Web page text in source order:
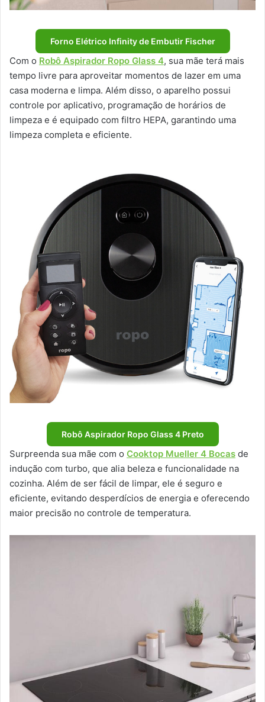
Forno Elétrico Infinity de Embutir Fischer
Com o Robô Aspirador Ropo Glass 4, sua mãe terá mais
tempo livre para aproveitar momentos de lazer em uma
casa moderna e limpa. Além disso, o aparelho possui
controle por aplicativo, programação de horários de
limpeza e é equipado com filtro HEPA, garantindo uma
limpeza completa e eficiente.
Robô Aspirador Ropo Glass 4 Preto
Surpreenda sua mãe com o Cooktop Mueller 4 Bocas de
indução com turbo, que alia beleza e funcionalidade na
cozinha. Além de ser fácil de limpar, ele é seguro e
eficiente, evitando desperdícios de energia e oferecendo
maior precisão no controle de temperatura.